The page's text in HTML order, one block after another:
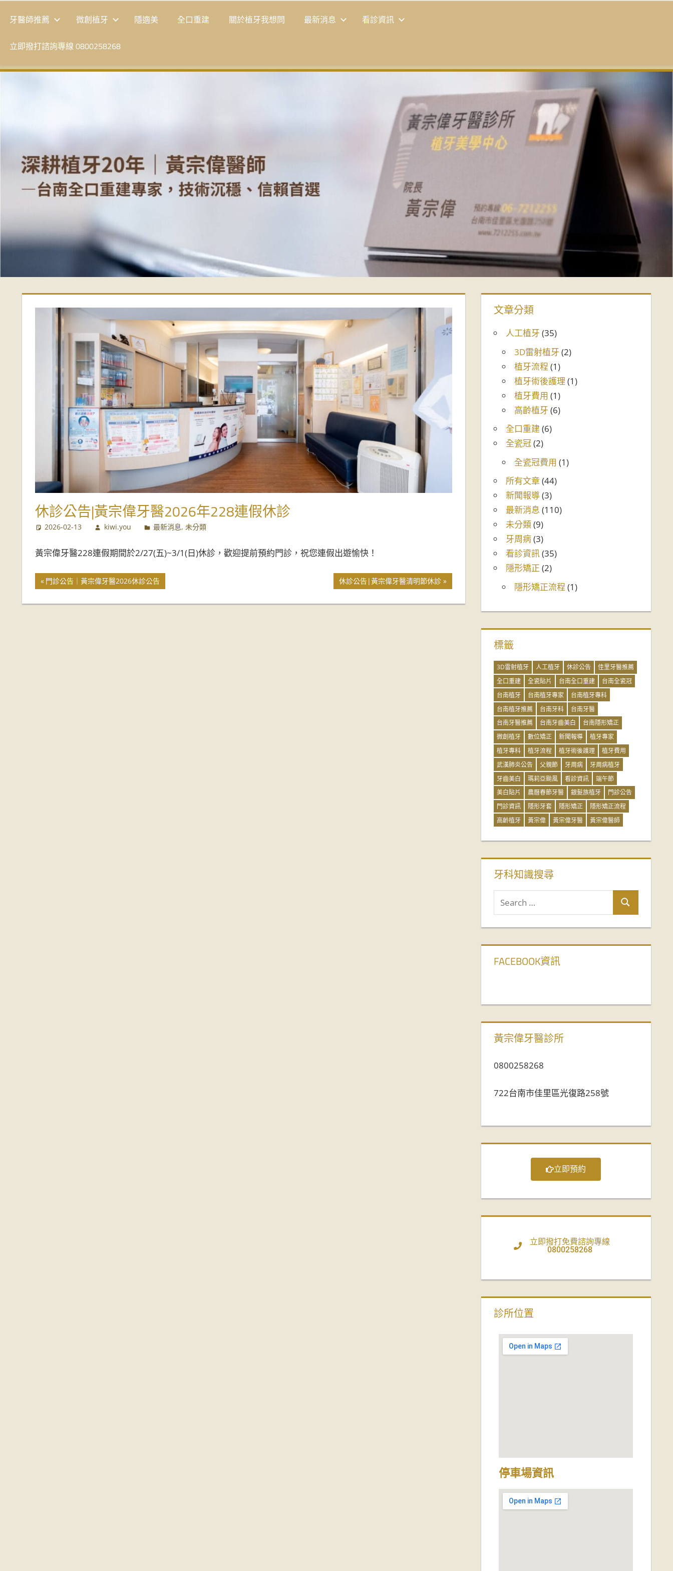
台
牙
|
黃
宗
偉
醫
薦
牙醫師推薦 微創植牙 隱適美 全口重建 關於植牙我想問 最新消息 看診資訊
立即撥打諮詢專線 0800258268
休診公告|黃宗偉牙醫2026年228連假休診
2026-02-13 kiwi.you 最新消息,未分類
黃宗偉牙醫228連假期間於2/27(五)~3/1(日)休診，歡迎提前預約門診，祝您連假出遊愉快！
門診公告｜黃宗偉牙醫2026休診公告 休診公告|黃宗偉牙醫清明節休診
文章分類
人工植牙 (35)
3D雷射植牙 (2)
植牙流程 (1)
植牙術後護理 (1)
植牙費用 (1)
高齡植牙 (6)
全口重建 (6)
全瓷冠(2)
全瓷冠費用 (1)
所有文章(44)
新聞報導(3)
最新消息 (110)
未分類(9)
牙周病(3)
看診資訊(35)
隱形矯正 (2)
隱形矯正流程 (1)
標籤
3D雷射植牙 人工植牙 休診公告
佳里牙醫推薦
全口重建
全瓷貼片 台南全口重建
台南全瓷冠
台南植牙
台南植牙專家
台南植牙專科
台南植牙推薦
台南牙科
台南牙醫
台南牙醫推薦
台南牙齒美白
台南隱形矯正
微創植牙
數位矯正 新聞報導
植牙專家
植牙專科
植牙流程 植牙術後護理
植牙費用
武漢肺炎公告
父親節 牙周病
牙周病植牙
牙齒美白
瑪莉亞颱風 看診資訊
端午節
美白貼片
農曆春節牙醫 銀髮族植牙
門診公告
門診資訊
隱形牙套 隱形矯正
隱形矯正流程
高齡植牙
黃宗偉 黃宗偉牙醫 黃宗偉醫師
牙科知識搜尋
FACEBOOK資訊
黃宗偉牙醫診所
0800258268
722台南市佳里區光復路258號
立即預約
立即撥打免費諮詢專線
0800258268
診所位置
停車場資訊